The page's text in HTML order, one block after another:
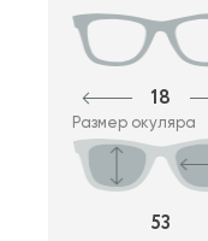
18
Размер окуляра
53